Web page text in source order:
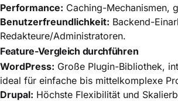
Performance: Caching-Mechanismen,
Benutzerfreundlichkeit: Backend-
Redakteure/Administratoren.
Feature-Vergleich durchführen
WordPress: Große Plugin-Bibliothek,
ideal für einfache bis mittelkomplexe
Drupal: Höchste Flexibilität und